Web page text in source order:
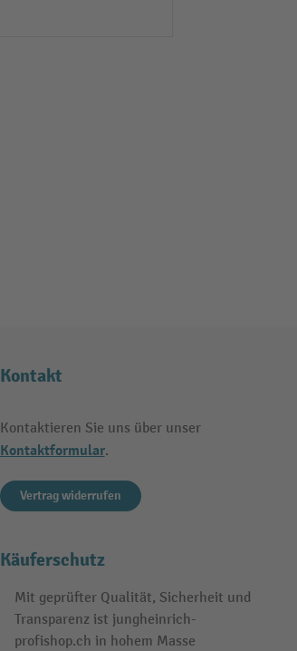
Kontakt
Kontaktieren Sie uns über unser
Kontaktformular.
Vertrag widerrufen
Käuferschutz
Mit geprüfter Qualität, Sicherheit und
Transparenz ist jungheinrich-
profishop.ch in hohem Masse